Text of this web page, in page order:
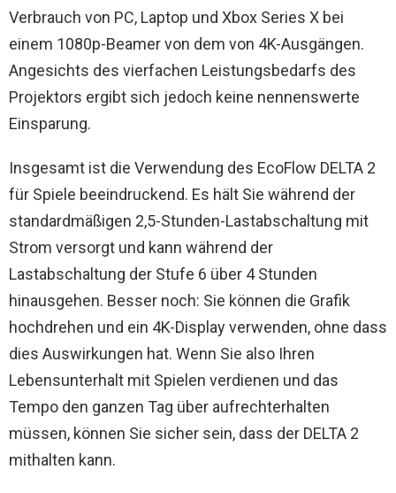
Verbrauch von PC, Laptop und Xbox Series X bei
einem 1080p-Beamer von dem von 4K-Ausgängen.
Angesichts des vierfachen Leistungsbedarfs des
Projektors ergibt sich jedoch keine nennenswerte
Einsparung.
Insgesamt ist die Verwendung des EcoFlow DELTA 2
für Spiele beeindruckend. Es hält Sie während der
standardmäßigen 2,5-Stunden-Lastabschaltung mit
Strom versorgt und kann während der
Lastabschaltung der Stufe 6 über 4 Stunden
hinausgehen. Besser noch: Sie können die Grafik
hochdrehen und ein 4K-Display verwenden, ohne dass
dies Auswirkungen hat. Wenn Sie also Ihren
Lebensunterhalt mit Spielen verdienen und das
Tempo den ganzen Tag über aufrechterhalten
müssen, können Sie sicher sein, dass der DELTA 2
mithalten kann.